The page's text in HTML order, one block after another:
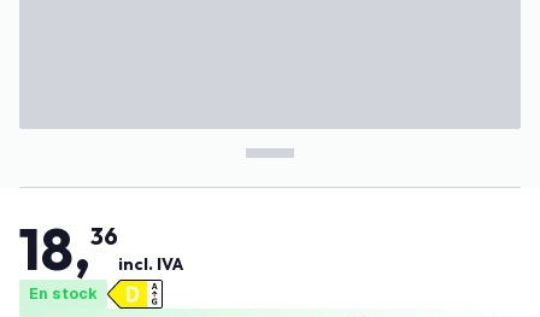
18,36
incl. IVA
En stock